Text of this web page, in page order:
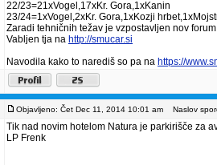
22/23=21xVogel,17xKr. Gora,1xKanin
23/24=1xVogel,2xKr. Gora,1xKozji
Zaradi tehničnih težav je vzpostavljen nov
Vabljen tja na http://smucar.si
Navodila kako to narediš so pa na https://
Objavljeno: Čet Dec 11, 2014 10:01 am Naslov
Tik nad novim hotelom Natura je parkirišče za
LP Frenk